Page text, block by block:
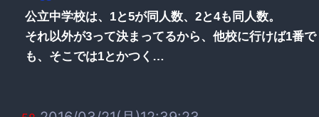
公立中学校は、1と5が同人数、2と4も同人数。
それ以外が3って決まってるから、他校に行けば1番で
も、そこでは1とかつく…